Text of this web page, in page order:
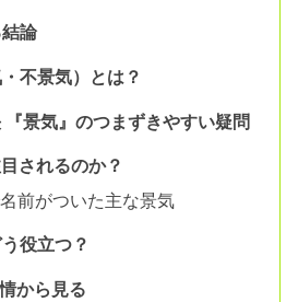
論
不景気）とは？
景気』のつまずきやすい疑問
されるのか？
前がついた主な景気
役立つ？
から見る